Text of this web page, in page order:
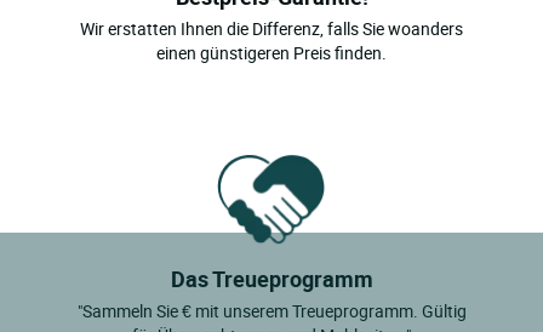
Wir erstatten Ihnen die Differenz, falls Sie woanders
einen günstigeren Preis finden.
Das Treueprogramm
"Sammeln Sie € mit unserem Treueprogramm. Gültig